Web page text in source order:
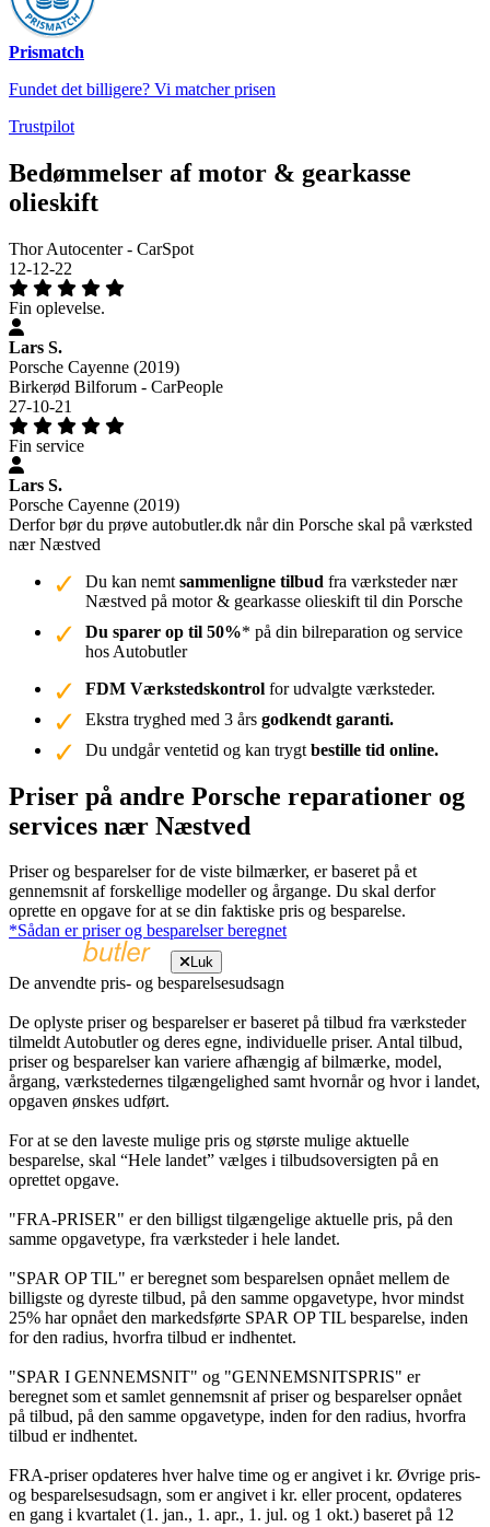
Prismatch
Fundet det billigere? Vi matcher prisen
Trustpilot
Bedømmelser af motor & gearkasse
olieskift
Thor Autocenter - CarSpot
12-12-22
Fin oplevelse.
Lars S.
Porsche Cayenne (2019)
Birkerød Bilforum - CarPeople
27-10-21
Fin service
Lars S.
Porsche Cayenne (2019)
Derfor bør du prøve autobutler.dk når din Porsche skal på værksted
nær Næstved
Du kan nemt sammenligne tilbud fra værksteder nær
Næstved på motor & gearkasse olieskift til din Porsche
Du sparer op til 50%* på din bilreparation og service
hos Autobutler
FDM Værkstedskontrol for udvalgte værksteder.
Ekstra tryghed med 3 års godkendt garanti.
Du undgår ventetid og kan trygt bestille tid online.
Priser på andre Porsche reparationer og
services nær Næstved
Priser og besparelser for de viste bilmærker, er baseret på et
gennemsnit af forskellige modeller og årgange. Du skal derfor
oprette en opgave for at se din faktiske pris og besparelse.
*Sådan er priser og besparelser beregnet
Luk
De anvendte pris- og besparelsesudsagn
De oplyste priser og besparelser er baseret på tilbud fra værksteder
tilmeldt Autobutler og deres egne, individuelle priser. Antal tilbud,
priser og besparelser kan variere afhængig af bilmærke, model,
årgang, værkstedernes tilgængelighed samt hvornår og hvor i landet,
opgaven ønskes udført.
For at se den laveste mulige pris og største mulige aktuelle
besparelse, skal “Hele landet” vælges i tilbudsoversigten på en
oprettet opgave.
"FRA-PRISER" er den billigst tilgængelige aktuelle pris, på den
samme opgavetype, fra værksteder i hele landet.
"SPAR OP TIL" er beregnet som besparelsen opnået mellem de
billigste og dyreste tilbud, på den samme opgavetype, hvor mindst
25% har opnået den markedsførte SPAR OP TIL besparelse, inden
for den radius, hvorfra tilbud er indhentet.
"SPAR I GENNEMSNIT" og "GENNEMSNITSPRIS" er
beregnet som et samlet gennemsnit af priser og besparelser opnået
på tilbud, på den samme opgavetype, inden for den radius, hvorfra
tilbud er indhentet.
FRA-priser opdateres hver halve time og er angivet i kr. Øvrige pris-
og besparelsesudsagn, som er angivet i kr. eller procent, opdateres
en gang i kvartalet (1. jan., 1. apr., 1. jul. og 1 okt.) baseret på 12